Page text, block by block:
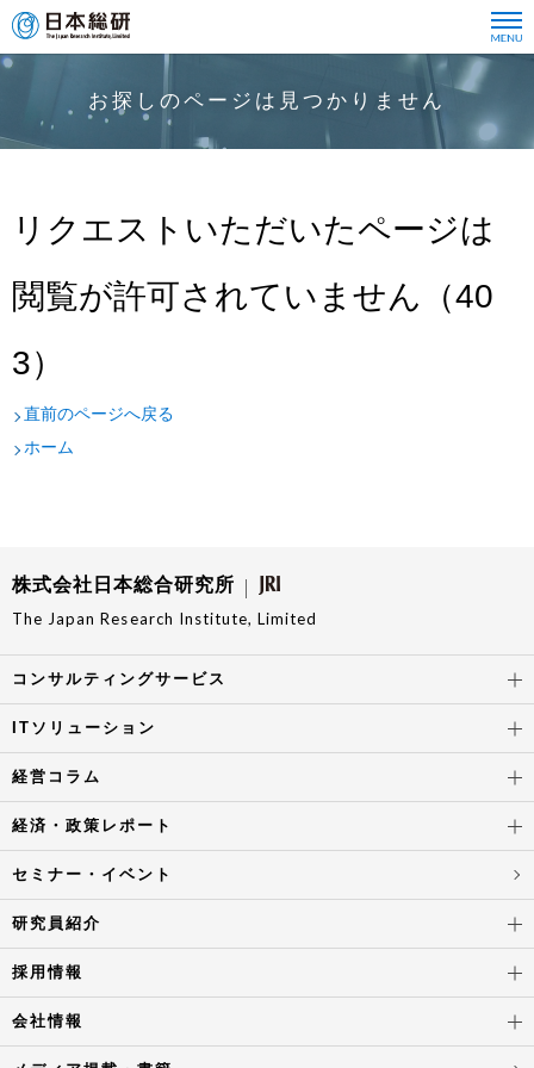
お探しのページは見つかりません
リクエストいただいたページは
閲覧が許可されていません（40
3）
直前のページへ戻る
ホーム
株式会社日本総合研究所
The Japan Research Institute, Limited
コンサルティングサービス
ITソリューション
経営コラム
経済・政策レポート
セミナー・イベント
研究員紹介
採用情報
会社情報